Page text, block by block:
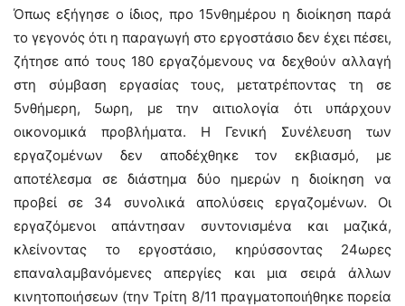
Όπως εξήγησε ο ίδιος, προ 15νθημέρου η διοίκηση παρά
το γεγονός ότι η παραγωγή στο εργοστάσιο δεν έχει πέσει,
ζήτησε από τους 180 εργαζόμενους να δεχθούν αλλαγή
στη σύμβαση εργασίας τους, μετατρέποντας τη σε
5νθήμερη, 5ωρη, με την αιτιολογία ότι υπάρχουν
οικονομικά προβλήματα. Η Γενική Συνέλευση των
εργαζομένων δεν αποδέχθηκε τον εκβιασμό, με
αποτέλεσμα σε διάστημα δύο ημερών η διοίκηση να
προβεί σε 34 συνολικά απολύσεις εργαζομένων. Οι
εργαζόμενοι απάντησαν συντονισμένα και μαζικά,
κλείνοντας το εργοστάσιο, κηρύσσοντας 24ωρες
επαναλαμβανόμενες απεργίες και μια σειρά άλλων
κινητοποιήσεων (την Τρίτη 8/11 πραγματοποιήθηκε πορεία